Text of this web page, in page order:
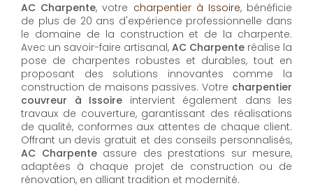
AC Charpente, votre charpentier à Issoire, bénéficie
de plus de 20 ans d'expérience professionnelle dans
le domaine de la construction et de la charpente.
Avec un savoir-faire artisanal, AC Charpente réalise la
pose de charpentes robustes et durables, tout en
proposant des solutions innovantes comme la
construction de maisons passives. Votre charpentier
couvreur à Issoire intervient également dans les
travaux de couverture, garantissant des réalisations
de qualité, conformes aux attentes de chaque client.
Offrant un devis gratuit et des conseils personnalisés,
AC Charpenteassure des prestations sur mesure,
adaptées à chaque projet de construction ou de
rénovation, en alliant tradition et modernité.